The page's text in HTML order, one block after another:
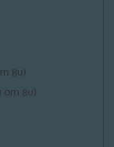
8u)
om 8u)